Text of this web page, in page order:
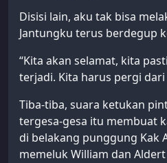
Disisi lain, aku tak bisa
Jantungku terus berdegup
“Kita akan selamat, kita
terjadi. Kita harus pergi dari
Tiba-tiba, suara ketukan
tergesa-gesa itu membuat
di belakang punggung Kak
memeluk William dan